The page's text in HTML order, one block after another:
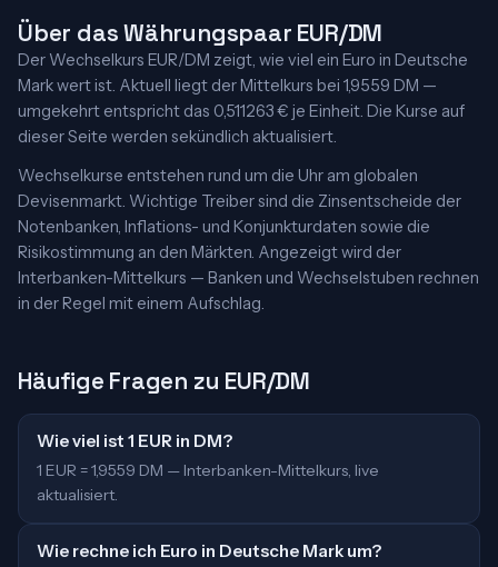
Über das Währungspaar EUR/DM
Der Wechselkurs EUR/DM zeigt, wie viel ein Euro in Deutsche
Mark wert ist. Aktuell liegt der Mittelkurs bei 1,9559 DM —
umgekehrt entspricht das 0,511263 € je Einheit. Die Kurse auf
dieser Seite werden sekündlich aktualisiert.
Wechselkurse entstehen rund um die Uhr am globalen
Devisenmarkt. Wichtige Treiber sind die Zinsentscheide der
Notenbanken, Inflations- und Konjunkturdaten sowie die
Risikostimmung an den Märkten. Angezeigt wird der
Interbanken-Mittelkurs — Banken und Wechselstuben rechnen
in der Regel mit einem Aufschlag.
Häufige Fragen zu EUR/DM
Wie viel ist 1 EUR in DM?
1 EUR = 1,9559 DM — Interbanken-Mittelkurs, live
aktualisiert.
Wie rechne ich Euro in Deutsche Mark um?